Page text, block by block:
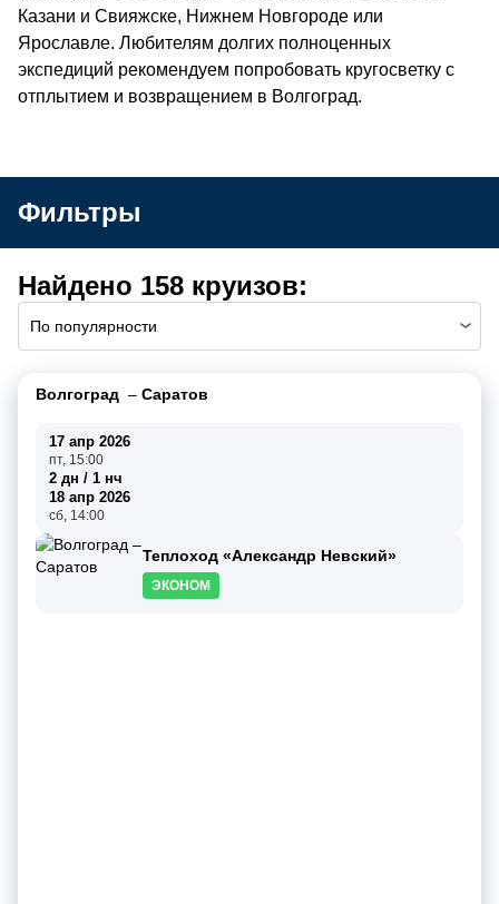
Казани и Свияжске, Нижнем Новгороде или
Ярославле. Любителям долгих полноценных
экспедиций рекомендуем попробовать кругосветку с
отплытием и возвращением в Волгоград.
Фильтры
Найдено 158 круизов:
По популярности
Волгоград – Саратов
17 апр 2026
пт, 15:00
2 дн / 1 нч
18 апр 2026
сб, 14:00
Теплоход «Александр Невский»
ЭКОНОМ